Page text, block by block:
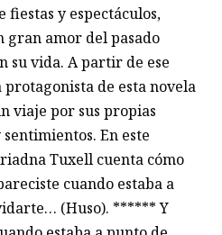
fiestas y espectáculos,
gran amor del pasado
su vida. A partir de ese
protagonista de esta novela
viaje por sus propias
sentimientos. En este
Tuxell cuenta cómo
cuando estaba a
(Huso). ****** Y